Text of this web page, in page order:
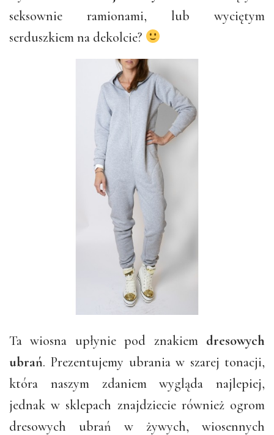
seksownie ramionami, lub wyciętym
serduszkiem na dekolcie?
Ta wiosna upłynie pod znakiem dresowych
ubrań. Prezentujemy ubrania w szarej tonacji,
która naszym zdaniem wygląda najlepiej,
jednak w sklepach znajdziecie również ogrom
dresowych ubrań w żywych, wiosennych